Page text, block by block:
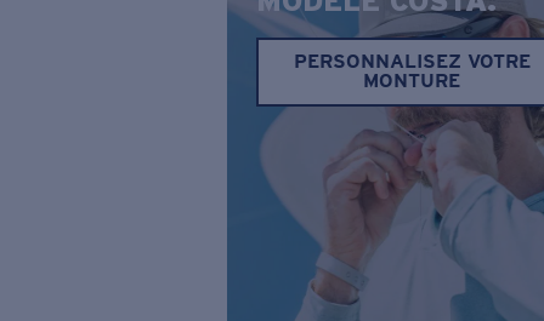
PERSONNALISEZ VOTRE
MONTURE